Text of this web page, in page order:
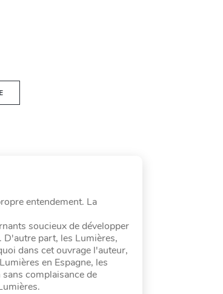
entendement. La
soucieux de développer
part, les Lumières,
dans cet ouvrage l'auteur,
en Espagne, les
complaisance de